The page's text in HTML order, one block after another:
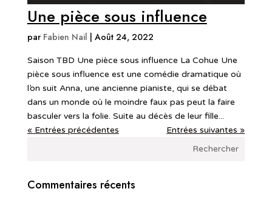
Une pièce sous influence
par Fabien Nail | Août 24, 2022
Saison TBD Une pièce sous influence La Cohue Une
pièce sous influence est une comédie dramatique où
l’on suit Anna, une ancienne pianiste, qui se débat
dans un monde où le moindre faux pas peut la faire
basculer vers la folie. Suite au décès de leur fille...
« Entrées précédentes
Entrées suivantes »
Commentaires récents